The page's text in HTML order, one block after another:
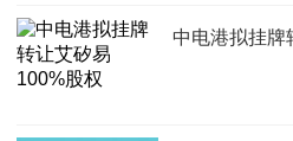
中电港拟挂牌